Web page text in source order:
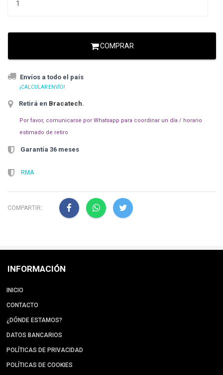
COMPRAR
Envíos a todo el país
¡CALCULAR ENVÍO!
Retirá en Bracatech.
Por favor, comunicarse por Whatsapp para coordinar un día / horario
estimado de retiro
Garantía 36 meses
RMA
COMPARTIR:
INFORMACIÓN
INICIO
CONTACTO
¿DÓNDE ESTAMOS?
DATOS BANCARIOS
POLÍTICAS DE PRIVACIDAD
POLÍTICAS DE COOKIES